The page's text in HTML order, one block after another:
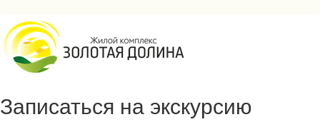
Записаться на экскурсию